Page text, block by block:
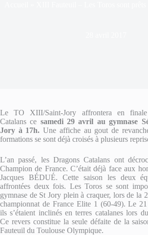
Le TO XIII/Saint-Jory affrontera en
Catalans ce samedi 29 avril au gymnase
Jory à 17h.Une affiche au gout de
formations se sont déjà croisés à plusieurs
L’an passé, les Dragons Catalans ont
Champion de France. C’était déjà face aux
Jacques BÉDUÉ. Cette saison les deux
affrontées deux fois. Les Toros se sont
gymnase de St Jory plein à craquer, lors de la 2
championnat de France Elite 1 (60-49). Le
ils s’étaient inclinés en terres catalanes lors
Ce revers constitue la seule défaite de la
Fauteuil du Toulouse Olympique.